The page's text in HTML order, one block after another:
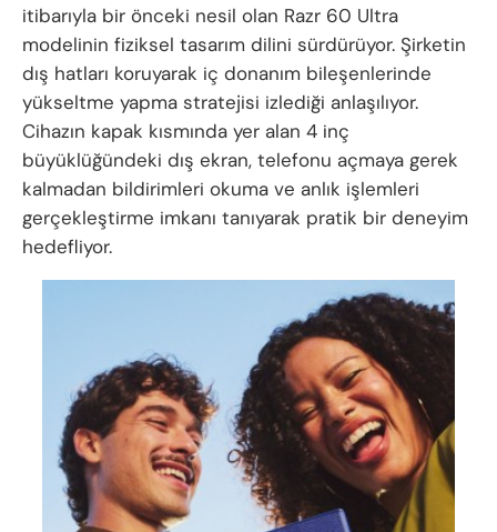
itibarıyla bir önceki nesil olan Razr 60 Ultra
modelinin fiziksel tasarım dilini sürdürüyor. Şirketin
dış hatları koruyarak iç donanım bileşenlerinde
yükseltme yapma stratejisi izlediği anlaşılıyor.
Cihazın kapak kısmında yer alan 4 inç
büyüklüğündeki dış ekran, telefonu açmaya gerek
kalmadan bildirimleri okuma ve anlık işlemleri
gerçekleştirme imkanı tanıyarak pratik bir deneyim
hedefliyor.